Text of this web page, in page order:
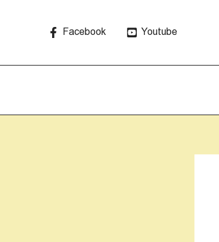
Facebook Youtube